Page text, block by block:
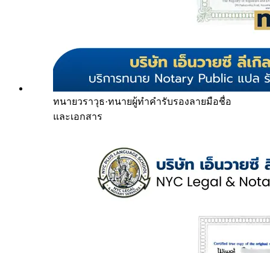
ทนายวราวุธ·ทนายผู้ทำคำรับรองลายมือชื่อ
และเอกสาร